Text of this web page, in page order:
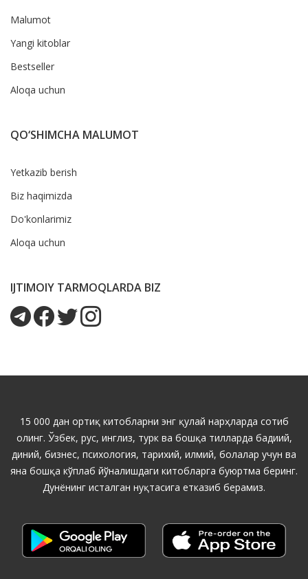
Malumot
Yangi kitoblar
Bestseller
Aloqa uchun
QO‘SHIMCHA MALUMOT
Yetkazib berish
Biz haqimizda
Do'konlarimiz
Aloqa uchun
IJTIMOIY TARMOQLARDA BIZ
15 000 дан ортиқ китобларни энг қулай нарҳларда сотиб
олинг. Ўзбек, рус, инглиз, турк ва бошқа тилларда бадиий,
диний, бизнес, психология, тарихий, илмий, болалар учун ва
яна бошқа кўплаб йўналишдаги китобларга буюртма беринг.
Дунёнинг исталган нуқтасига етказиб берамиз.